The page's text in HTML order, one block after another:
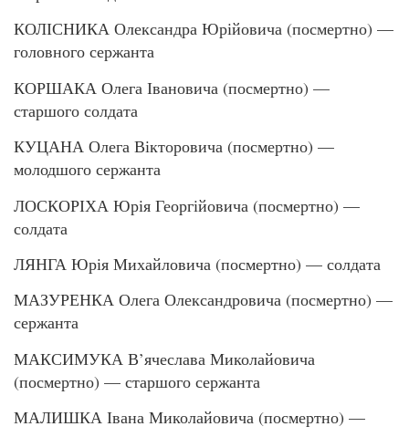
КОЛІСНИКА Олександра Юрійовича (посмертно) —
головного сержанта
КОРШАКА Олега Івановича (посмертно) —
старшого солдата
КУЦАНА Олега Вікторовича (посмертно) —
молодшого сержанта
ЛОСКОРІХА Юрія Георгійовича (посмертно) —
солдата
ЛЯНГА Юрія Михайловича (посмертно) — солдата
МАЗУРЕНКА Олега Олександровича (посмертно) —
сержанта
МАКСИМУКА В’ячеслава Миколайовича
(посмертно) — старшого сержанта
МАЛИШКА Івана Миколайовича (посмертно) —